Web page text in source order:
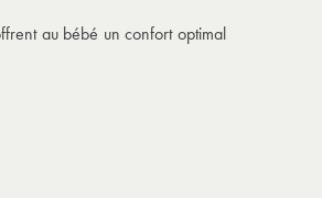
au bébé un confort optimal